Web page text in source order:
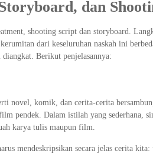
dan
shooting script dan storyboard.
dari keseluruhan naskah ini
Berikut penjelasannya:
novel, komik, dan cerita-cerita
pendek. Dalam istilah yang sederhana,
karya tulis maupun film.
mendeskripsikan secara jelas cerita